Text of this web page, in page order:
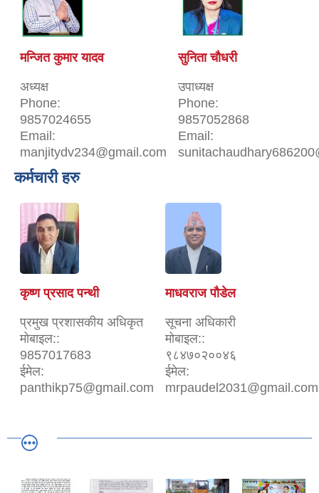
मन्जित कुमार यादव
अध्यक्ष
Phone:
9857024655
Email:
manjitydv234@gmail.com
सुनिता चौधरी
उपाध्यक्ष
Phone:
9857052868
Email:
कर्मचारी हरु
कृष्ण प्रसाद पन्थी
प्रमुख प्रशासकीय अधिकृत
मोबाइल::
9857017683
ईमेल:
panthikp75@gmail.com
माधवराज पौडेल
सूचना अधिकारी
मोबाइल::
९८४७०२००४६
ईमेल:
mrpaudel2031@gmail.com